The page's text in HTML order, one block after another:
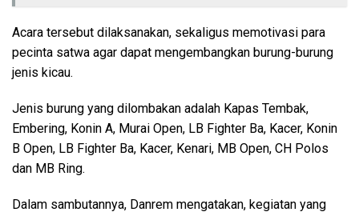
Acara tersebut dilaksanakan, sekaligus memotivasi para
pecinta satwa agar dapat mengembangkan burung-burung
jenis kicau.
Jenis burung yang dilombakan adalah Kapas Tembak,
Embering, Konin A, Murai Open, LB Fighter Ba, Kacer, Konin
B Open, LB Fighter Ba, Kacer, Kenari, MB Open, CH Polos
dan MB Ring.
Dalam sambutannya, Danrem mengatakan, kegiatan yang